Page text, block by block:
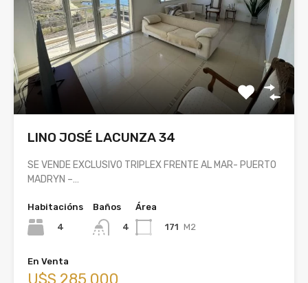
LINO JOSÉ LACUNZA 34
SE VENDE EXCLUSIVO TRIPLEX FRENTE AL MAR- PUERTO
MADRYN –…
Habitacións
4
Baños
4
Área
171 M2
En Venta